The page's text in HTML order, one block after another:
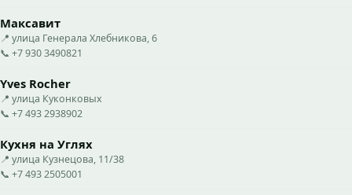
Максавит
📍 улица Генерала Хлебникова, 6
📞 +7 930 3490821
Yves Rocher
📍 улица Куконковых
📞 +7 493 2938902
Кухня на Углях
📍 улица Кузнецова, 11/38
📞 +7 493 2505001